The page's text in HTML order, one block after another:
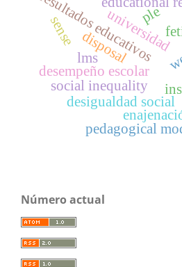
universidad
resultados educativos
desempeño escolar
social inequality
desigualdad social
disposal
ple
lms
pedagogical
sense
Número actual